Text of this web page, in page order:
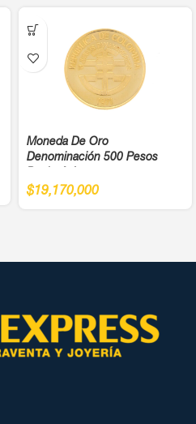
Moneda De Oro
Denominación 500 Pesos
Panamericanos Año 1971 Cali
$19,170,000